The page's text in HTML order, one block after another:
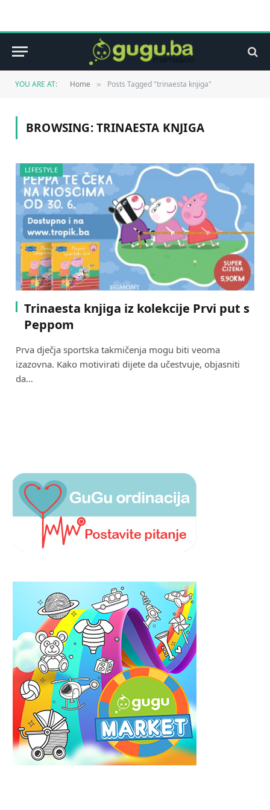
YOU ARE AT: Home » Posts Tagged "trinaesta knjiga"
BROWSING:TRINAESTA KNJIGA
LIFESTYLE
Trinaesta knjiga iz kolekcije Prvi put s
Peppom
Prva dječja sportska takmičenja mogu biti veoma
izazovna. Kako motivirati dijete da učestvuje, objasniti
da…